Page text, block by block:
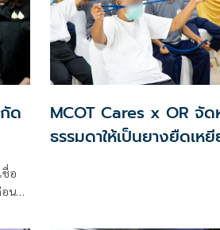
ด
ชื่อ
อน
MCOT Cares x OR จั
ธรรมดาให้เป็นยางยืดเห